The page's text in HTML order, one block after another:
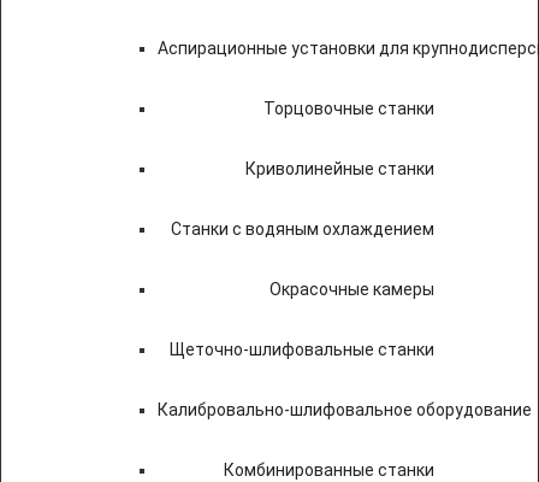
Аспирационные установки для
Торцовочные станки
Криволинейные станки
Станки с водяным охлаждением
Окрасочные камеры
Щеточно-шлифовальные станки
Калибровально-шлифовальное оборудование
Комбинированные станки